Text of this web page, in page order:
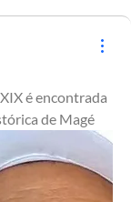
é encontrada
de Magé